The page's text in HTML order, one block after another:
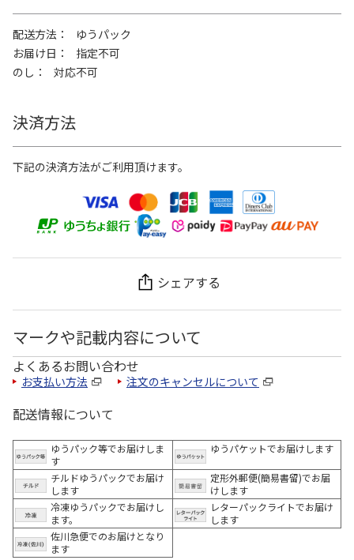
配送方法
ゆうパック
お届け日
指定不可
のし
対応不可
決済方法
下記の決済方法がご利用頂けます。
シェアする
マークや記載内容について
よくあるお問い合わせ
お支払い方法 注文のキャンセルについて
配送情報について
ゆうパック等でお届けしま
す
ゆうパケットでお届けします
チルドゆうパックでお届け
します
定形外郵便(簡易書留)でお届
けします
冷凍ゆうパックでお届けし
ます。
レターパックライトでお届け
します
佐川急便でのお届けとなり
ます